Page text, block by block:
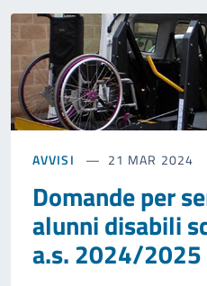
AVVISI 21 MAR 2024
Domande per
alunni disabili
a.s. 2024/2025